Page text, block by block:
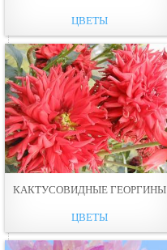
ЦВЕТЫ
КАКТУСОВИДНЫЕ ГЕОРГИНЫ
ЦВЕТЫ